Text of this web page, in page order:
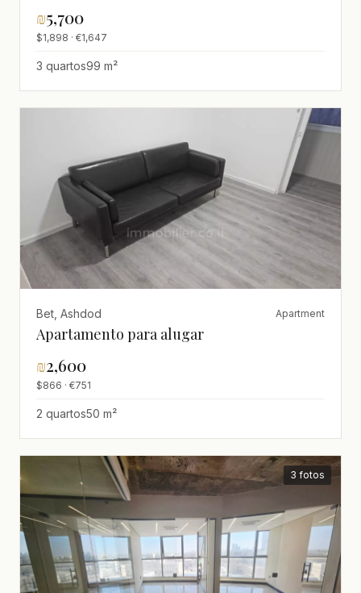
₪5,700
$1,898 · €1,647
3 quartos99 m²
Bet, Ashdod Apartment
Apartamento para alugar
₪2,600
$866 · €751
2 quartos50 m²
3 fotos